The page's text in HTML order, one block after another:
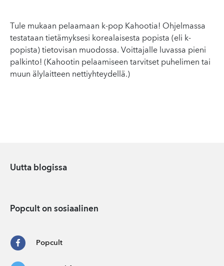
Tule mukaan pelaamaan k-pop Kahootia! Ohjelmassa
testataan tietämyksesi korealaisesta popista (eli k-
popista) tietovisan muodossa. Voittajalle luvassa pieni
palkinto! (Kahootin pelaamiseen tarvitset puhelimen tai
muun älylaitteen nettiyhteydellä.)
Uutta blogissa
Popcult on sosiaalinen
Popcult